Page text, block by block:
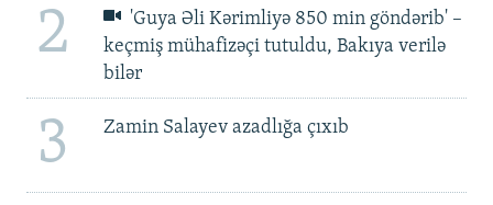
2
'Guya Əli Kərimliyə 850 min göndərib' –
keçmiş mühafizəçi tutuldu, Bakıya verilə
bilər
3 Zamin Salayev azadlığa çıxıb